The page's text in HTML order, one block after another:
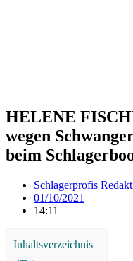
HELENE
wegen
beim
Schlagerprofis
01/10/2021
14:11
Inhaltsverzeichnis